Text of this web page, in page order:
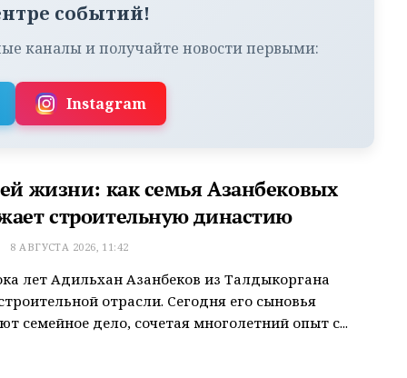
событий!
каналы и получайте новости первыми:
Instagram
жизни: как семья Азанбековых
строительную династию
8 АВГУСТА 2026, 11:42
лет Адильхан Азанбеков из Талдыкоргана
отрасли. Сегодня его сыновья
семейное дело, сочетая многолетний опыт с...